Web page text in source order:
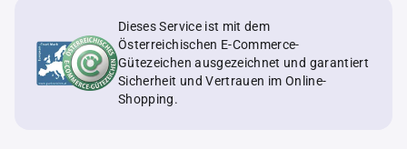
Dieses Service ist mit dem
Österreichischen E-Commerce-
Gütezeichen ausgezeichnet und garantiert
Sicherheit und Vertrauen im Online-
Shopping.